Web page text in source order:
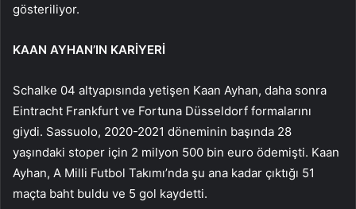
gösteriliyor.
KAAN AYHAN’IN KARİYERİ
Schalke 04 altyapısında yetişen Kaan Ayhan, daha sonra
Eintracht Frankfurt ve Fortuna Düsseldorf formalarını
giydi. Sassuolo, 2020-2021 döneminin başında 28
yaşındaki stoper için 2 milyon 500 bin euro ödemişti. Kaan
Ayhan, A Milli Futbol Takımı’nda şu ana kadar çıktığı 51
maçta baht buldu ve 5 gol kaydetti.